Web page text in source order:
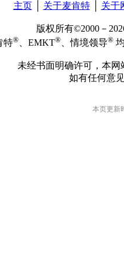
主页│ 关于麦肯特│ 关于
版权所有©2000－
特® 、EMKT® 、情境领导®
未经书面明确许可，本
如有任何意
本页更新